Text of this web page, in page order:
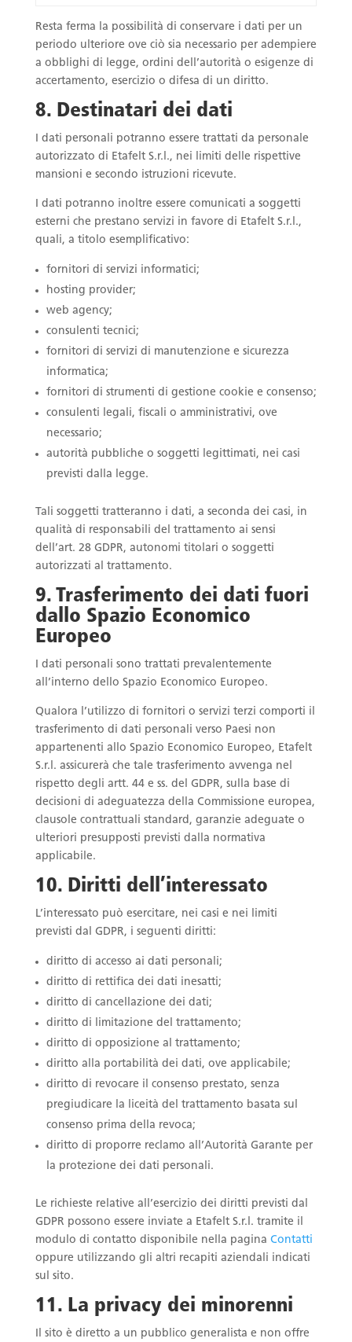
Resta ferma la possibilità di conservare i dati per un
periodo ulteriore ove ciò sia necessario per adempiere
a obblighi di legge, ordini dell’autorità o esigenze di
accertamento, esercizio o difesa di un diritto.
8. Destinatari dei dati
I dati personali potranno essere trattati da personale
autorizzato di Etafelt S.r.l., nei limiti delle rispettive
mansioni e secondo istruzioni ricevute.
I dati potranno inoltre essere comunicati a soggetti
esterni che prestano servizi in favore di Etafelt S.r.l.,
quali, a titolo esemplificativo:
fornitori di servizi informatici;
hosting provider;
web agency;
consulenti tecnici;
fornitori di servizi di manutenzione e sicurezza
informatica;
fornitori di strumenti di gestione cookie e consenso;
consulenti legali, fiscali o amministrativi, ove
necessario;
autorità pubbliche o soggetti legittimati, nei casi
previsti dalla legge.
Tali soggetti tratteranno i dati, a seconda dei casi, in
qualità di responsabili del trattamento ai sensi
dell’art. 28 GDPR, autonomi titolari o soggetti
autorizzati al trattamento.
9. Trasferimento dei dati fuori
dallo Spazio Economico
Europeo
I dati personali sono trattati prevalentemente
all’interno dello Spazio Economico Europeo.
Qualora l’utilizzo di fornitori o servizi terzi comporti il
trasferimento di dati personali verso Paesi non
appartenenti allo Spazio Economico Europeo, Etafelt
S.r.l. assicurerà che tale trasferimento avvenga nel
rispetto degli artt. 44 e ss. del GDPR, sulla base di
decisioni di adeguatezza della Commissione europea,
clausole contrattuali standard, garanzie adeguate o
ulteriori presupposti previsti dalla normativa
applicabile.
10. Diritti dell’interessato
L’interessato può esercitare, nei casi e nei limiti
previsti dal GDPR, i seguenti diritti:
diritto di accesso ai dati personali;
diritto di rettifica dei dati inesatti;
diritto di cancellazione dei dati;
diritto di limitazione del trattamento;
diritto di opposizione al trattamento;
diritto alla portabilità dei dati, ove applicabile;
diritto di revocare il consenso prestato, senza
pregiudicare la liceità del trattamento basata sul
consenso prima della revoca;
diritto di proporre reclamo all’Autorità Garante per
la protezione dei dati personali.
Le richieste relative all’esercizio dei diritti previsti dal
GDPR possono essere inviate a Etafelt S.r.l. tramite il
modulo di contatto disponibile nella pagina Contatti
oppure utilizzando gli altri recapiti aziendali indicati
sul sito.
11. La privacy dei minorenni
Il sito è diretto a un pubblico generalista e non offre